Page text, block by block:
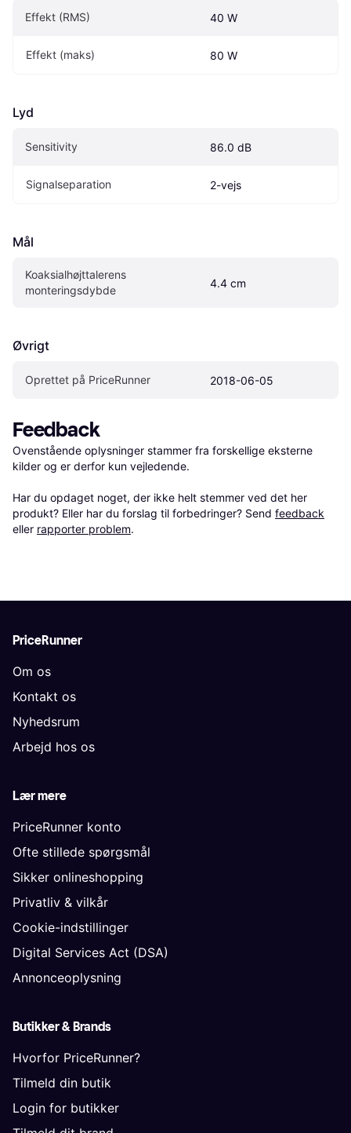
Effekt (RMS) 40 W
Effekt (maks) 80 W
Lyd
Sensitivity 86.0 dB
Signalseparation 2-vejs
Mål
Koaksialhøjttalerens
monteringsdybde
4.4 cm
Øvrigt
Oprettet på PriceRunner 2018-06-05
Feedback
Ovenstående oplysninger stammer fra forskellige eksterne
kilder og er derfor kun vejledende.
Har du opdaget noget, der ikke helt stemmer ved det her
produkt? Eller har du forslag til forbedringer? Send feedback
eller rapporter problem.
PriceRunner
Om os
Kontakt os
Nyhedsrum
Arbejd hos os
Lær mere
PriceRunner konto
Ofte stillede spørgsmål
Sikker onlineshopping
Privatliv & vilkår
Cookie-indstillinger
Digital Services Act (DSA)
Annonceoplysning
Butikker & Brands
Hvorfor PriceRunner?
Tilmeld din butik
Login for butikker